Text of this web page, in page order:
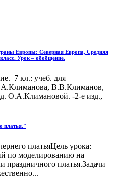
Европы: Северная Европа, Средняя
Урок – обобщение.
7 кл.: учеб. для
В.В.Климанов,
О.А.Климановой. -2-е изд.,
платья."
платьяЦель урока:
по моделированию на
праздничного платья.Задачи